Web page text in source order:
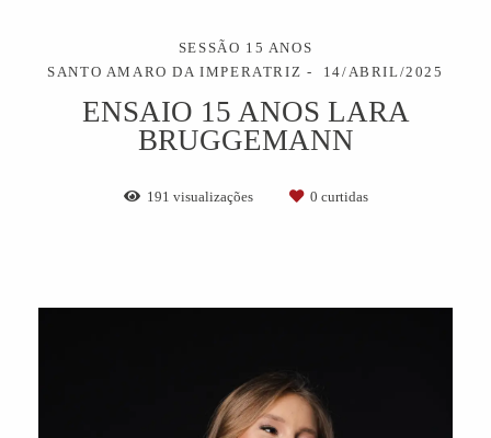
SESSÃO 15 ANOS
SANTO AMARO DA IMPERATRIZ
14/ABRIL/2025
ENSAIO 15 ANOS LARA
BRUGGEMANN
191 visualizações 0 curtidas